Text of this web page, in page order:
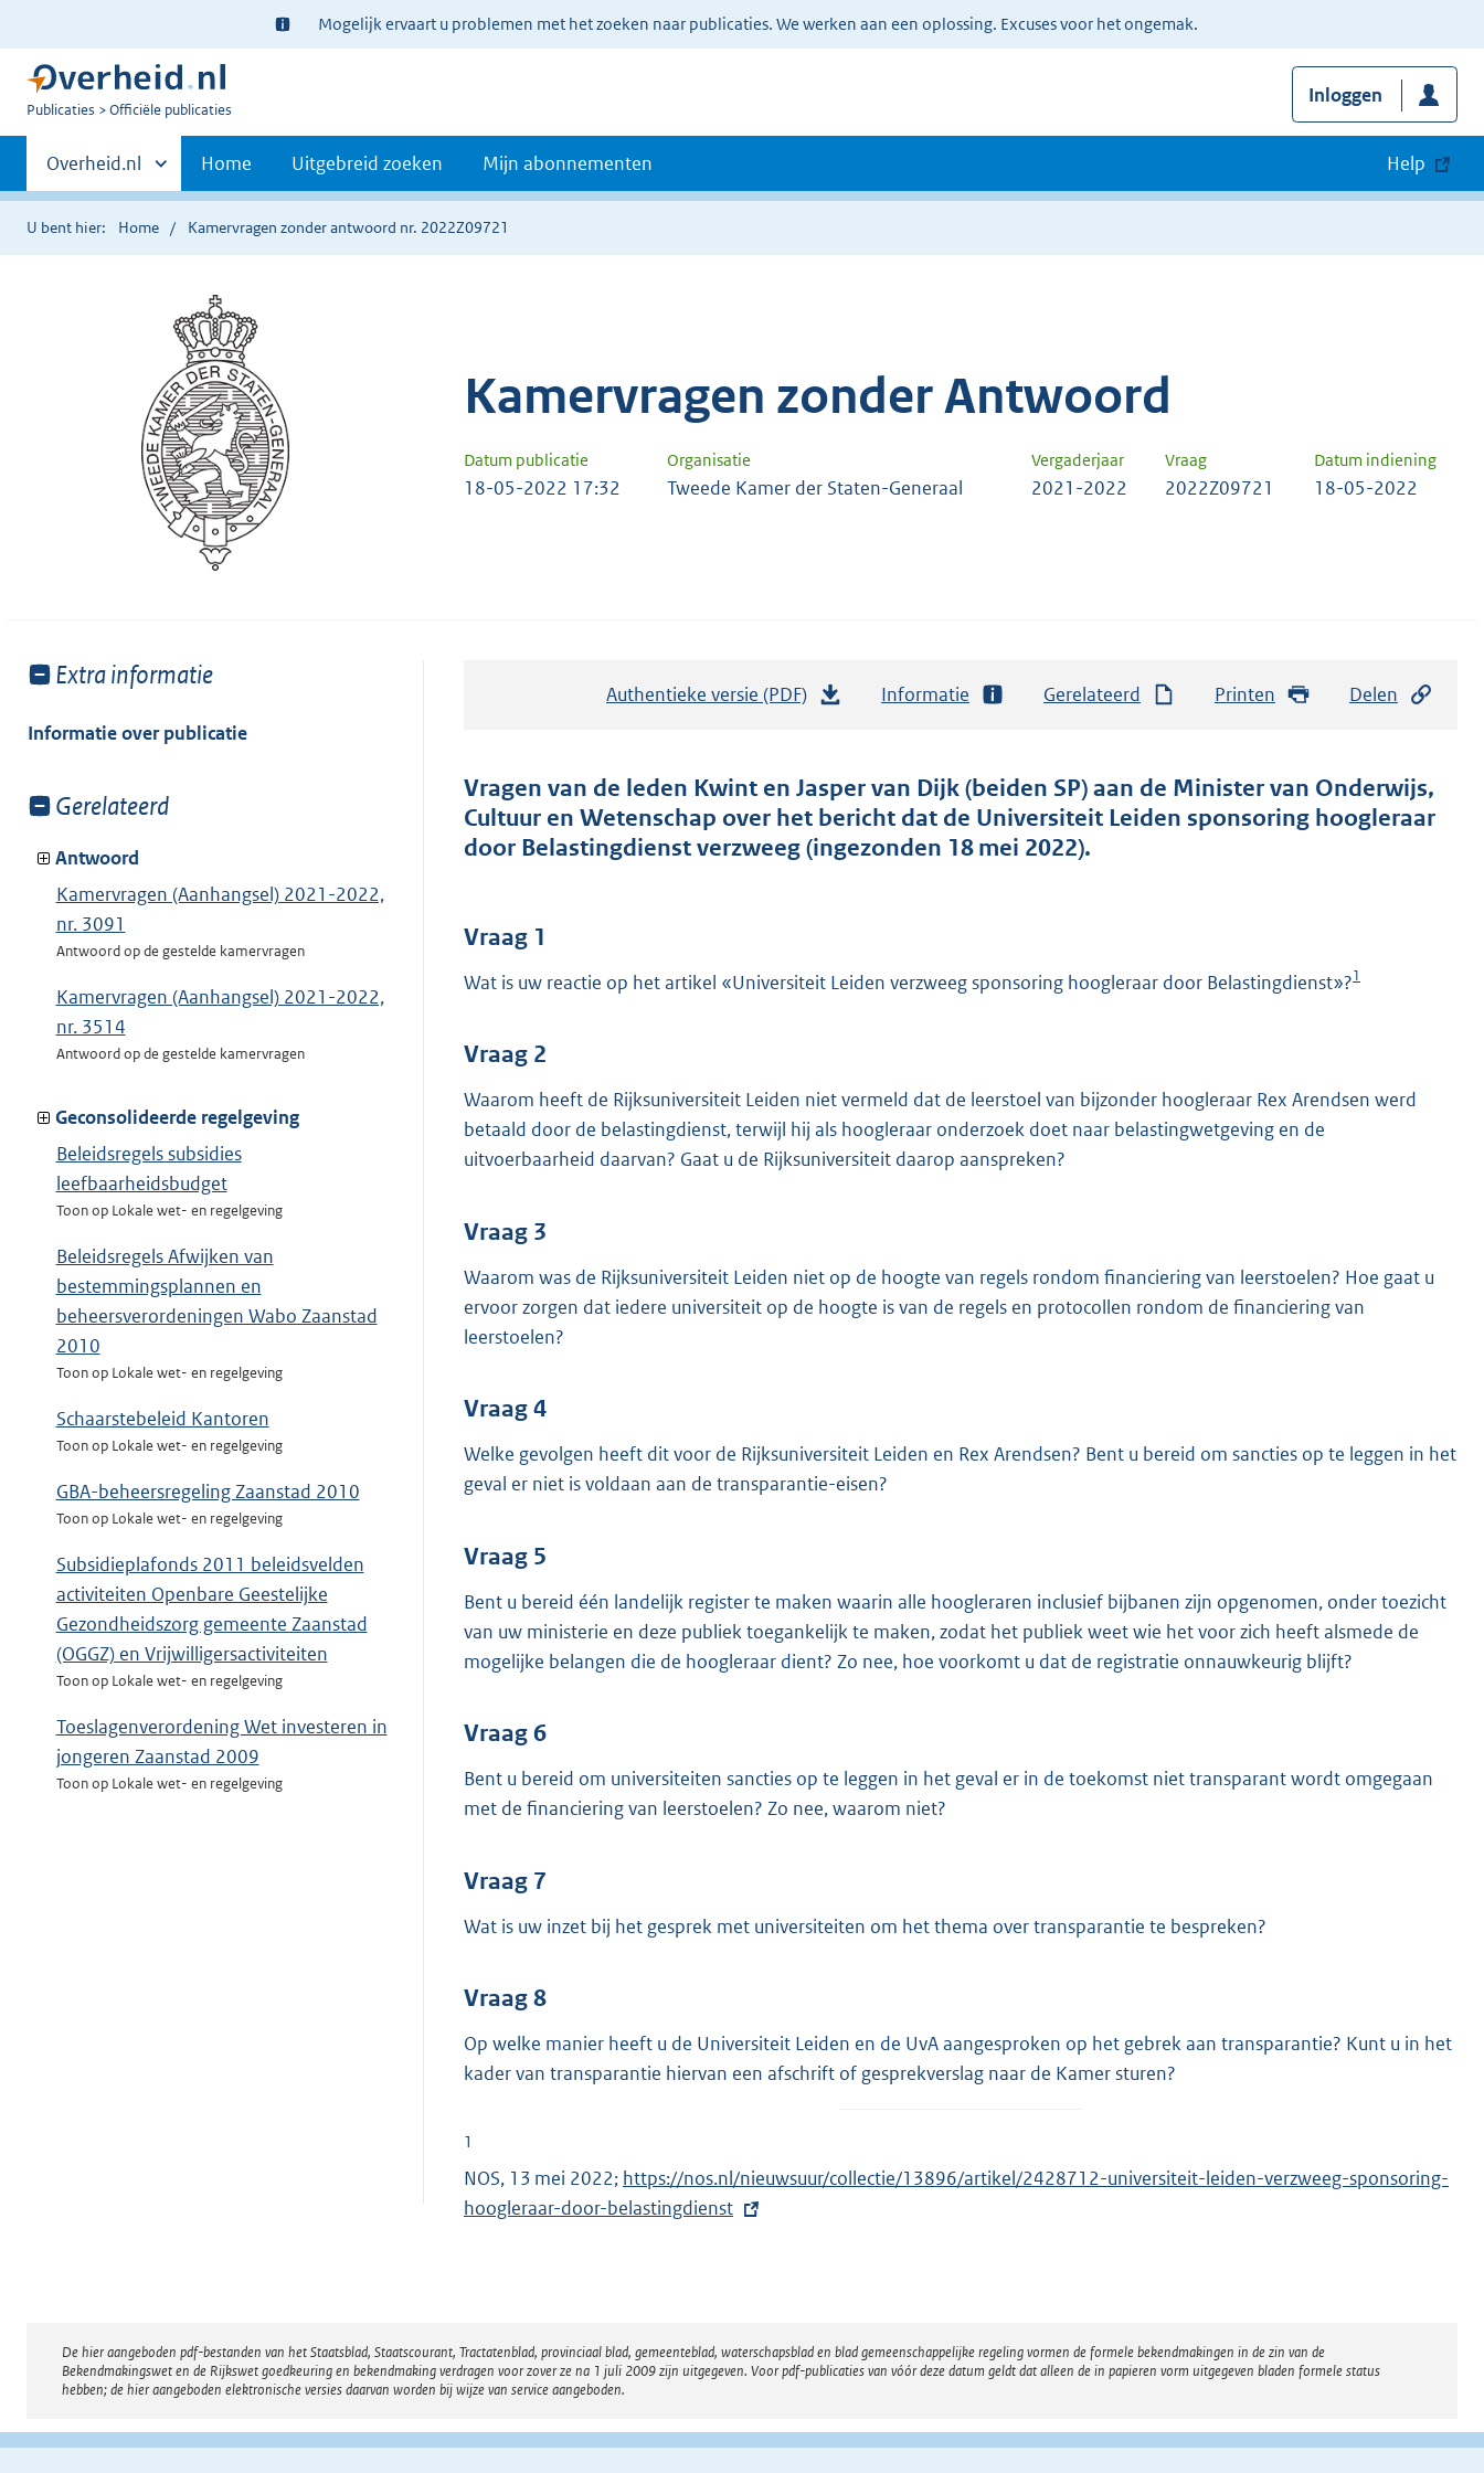
Ter
informatie:
Mogelijk ervaart u problemen met het zoeken naar publicaties. We werken aan een oplossing. Excuses voor het ongemak.
U
Publicaties Officiële publicaties
Inloggen
Primaire
navigatie
Andere
sites
binnen
Overheid.nl Home Uitgebreid zoeken Mijn abonnementen Help
U bent hier: Home Kamervragen zonder antwoord nr. 2022Z09721
Kamervragen zonder Antwoord
Datum publicatie Organisatie Vergaderjaar Vraag Datum indiening
18-05-2022 17:32 Tweede Kamer der Staten-Generaal 2021-2022 2022Z09721 18-05-2022
Toon
van:
Extra informatie
Informatie over publicatie
Toon
van:
Gerelateerd
Antwoord
Kamervragen (Aanhangsel) 2021-2022,
nr. 3091
Antwoord op de gestelde kamervragen
Kamervragen (Aanhangsel) 2021-2022,
nr. 3514
Antwoord op de gestelde kamervragen
Geconsolideerde regelgeving
Beleidsregels subsidies
leefbaarheidsbudget
Toon op Lokale wet- en regelgeving
Beleidsregels Afwijken van
bestemmingsplannen en
beheersverordeningen Wabo Zaanstad
2010
Toon op Lokale wet- en regelgeving
Schaarstebeleid Kantoren
Toon op Lokale wet- en regelgeving
GBA-beheersregeling Zaanstad 2010
Toon op Lokale wet- en regelgeving
Subsidieplafonds 2011 beleidsvelden
activiteiten Openbare Geestelijke
Gezondheidszorg gemeente Zaanstad
(OGGZ) en Vrijwilligersactiviteiten
Toon op Lokale wet- en regelgeving
Toeslagenverordening Wet investeren in
jongeren Zaanstad 2009
Toon op Lokale wet- en regelgeving
Authentieke versie (PDF)
t
a
n
o
e
:
3
Informatie Gerelateerd Printen Delen
Vragen van de leden Kwint en Jasper van Dijk (beiden SP) aan de Minister van Onderwijs,
Cultuur en Wetenschap over het bericht dat de Universiteit Leiden sponsoring hoogleraar
door Belastingdienst verzweeg (ingezonden 18 mei 2022).
Vraag 1
Wat is uw reactie op het artikel «Universiteit Leiden verzweeg sponsoring hoogleraar door Belastingdienst»?1
Vraag 2
Waarom heeft de Rijksuniversiteit Leiden niet vermeld dat de leerstoel van bijzonder hoogleraar Rex Arendsen werd
betaald door de belastingdienst, terwijl hij als hoogleraar onderzoek doet naar belastingwetgeving en de
uitvoerbaarheid daarvan? Gaat u de Rijksuniversiteit daarop aanspreken?
Vraag 3
Waarom was de Rijksuniversiteit Leiden niet op de hoogte van regels rondom financiering van leerstoelen? Hoe gaat u
ervoor zorgen dat iedere universiteit op de hoogte is van de regels en protocollen rondom de financiering van
leerstoelen?
Vraag 4
Welke gevolgen heeft dit voor de Rijksuniversiteit Leiden en Rex Arendsen? Bent u bereid om sancties op te leggen in het
geval er niet is voldaan aan de transparantie-eisen?
Vraag 5
Bent u bereid één landelijk register te maken waarin alle hoogleraren inclusief bijbanen zijn opgenomen, onder toezicht
van uw ministerie en deze publiek toegankelijk te maken, zodat het publiek weet wie het voor zich heeft alsmede de
mogelijke belangen die de hoogleraar dient? Zo nee, hoe voorkomt u dat de registratie onnauwkeurig blijft?
Vraag 6
Bent u bereid om universiteiten sancties op te leggen in het geval er in de toekomst niet transparant wordt omgegaan
met de financiering van leerstoelen? Zo nee, waarom niet?
Vraag 7
Wat is uw inzet bij het gesprek met universiteiten om het thema over transparantie te bespreken?
Vraag 8
Op welke manier heeft u de Universiteit Leiden en de UvA aangesproken op het gebrek aan transparantie? Kunt u in het
kader van transparantie hiervan een afschrift of gesprekverslag naar de Kamer sturen?
1
NOS, 13 mei 2022; E
x
e
l
n
https://nos.nl/nieuwsuur/collectie/13896/artikel/2428712-universiteit-leiden-verzweeg-sponsoring-
hoogleraar-door-belastingdienst
Disclaimer
De hier aangeboden pdf-bestanden van het Staatsblad, Staatscourant, Tractatenblad, provinciaal blad, gemeenteblad, waterschapsblad en blad gemeenschappelijke regeling vormen de formele bekendmakingen in de zin van de
Bekendmakingswet en de Rijkswet goedkeuring en bekendmaking verdragen voor zover ze na 1 juli 2009 zijn uitgegeven. Voor pdf-publicaties van vóór deze datum geldt dat alleen de in papieren vorm uitgegeven bladen formele status
hebben; de hier aangeboden elektronische versies daarvan worden bij wijze van service aangeboden.